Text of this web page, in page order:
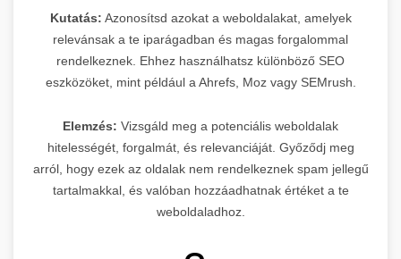
Kutatás: Azonosítsd azokat a weboldalakat, amelyek
relevánsak a te iparágadban és magas forgalommal
rendelkeznek. Ehhez használhatsz különböző SEO
eszközöket, mint például a Ahrefs, Moz vagy SEMrush.
Elemzés: Vizsgáld meg a potenciális weboldalak
hitelességét, forgalmát, és relevanciáját. Győződj meg
arról, hogy ezek az oldalak nem rendelkeznek spam jellegű
tartalmakkal, és valóban hozzáadhatnak értéket a te
weboldaladhoz.